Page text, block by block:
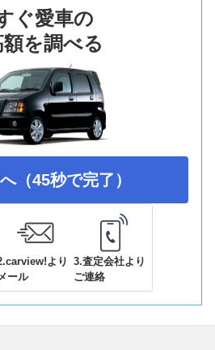
ぐ愛車の
を調べる
（45秒で完了）
より
ール
3.査定会社より
ご連絡